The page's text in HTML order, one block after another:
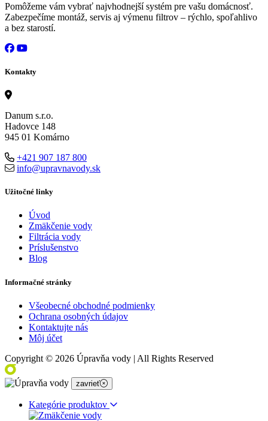
Pomôžeme vám vybrať najvhodnejší systém pre vašu domácnosť.
Zabezpečíme montáž, servis aj výmenu filtrov – rýchlo, spoľahlivo
a bez starostí.
Kontakty
Danum s.r.o.
Hadovce 148
945 01 Komárno
+421 907 187 800
info@upravnavody.sk
Užitočné linky
Úvod
Zmäkčenie vody
Filtrácia vody
Príslušenstvo
Blog
Informačné stránky
Všeobecné obchodné podmienky
Ochrana osobných údajov
Kontaktujte nás
Môj účet
Copyright © 2026 Úpravňa vody | All Rights Reserved
zavrieť
Kategórie produktov